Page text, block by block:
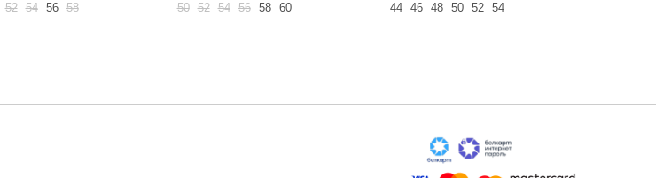
52 54 56 58
50 52 54 56 58 60
44
46 48 50 52 54